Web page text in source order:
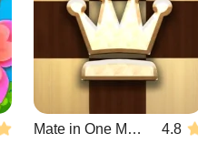
Mate in One Move 4.8